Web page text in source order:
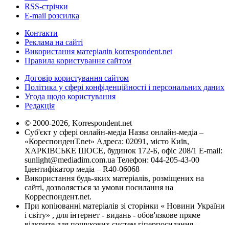
RSS-стрічки
E-mail розсилка
Контакти
Реклама на сайті
Використання матеріалів korrespondent.net
Правила користування сайтом
Договір користування сайтом
Політика у сфері конфіденційності і персональних даних
Угода щодо користування
Редакція
© 2000-2026, Korrespondent.net
Суб'єкт у сфері онлайн-медіа Назва онлайн-медіа –
«КореспонденТ.net» Адреса: 02091, місто Київ,
ХАРКІВСЬКЕ ШОСЕ, будинок 172-Б, офіс 208/1 E-mail:
sunlight@mediadim.com.ua Телефон: 044-205-43-00
Ідентифікатор медіа – R40-06068
Використання будь-яких матеріалів, розміщених на
сайті, дозволяється за умови посилання на
Корреспондент.net.
При копіюванні матеріалів зі сторінки « Новини України
і світу» , для інтернет - видань - обов'язкове пряме